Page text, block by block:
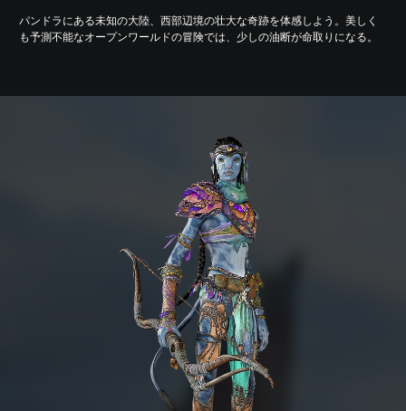
パンドラにある未知の大陸、西部辺境の壮大な奇跡を体感しよう。美しく
も予測不能なオープンワールドの冒険では、少しの油断が命取りになる。